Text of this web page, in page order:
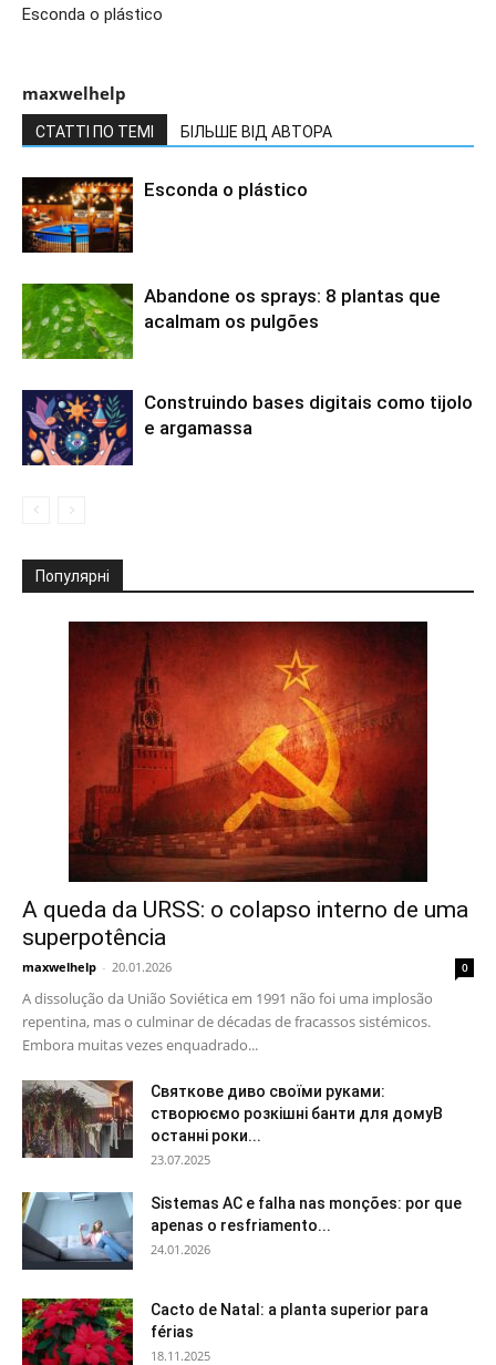
Esconda o plástico
maxwelhelp
СТАТТІ ПО ТЕМІ БІЛЬШЕ ВІД АВТОРА
Esconda o plástico
Abandone os sprays: 8 plantas que
acalmam os pulgões
Construindo bases digitais como tijolo
e argamassa
Популярні
A queda da URSS: o colapso interno de uma
superpotência
maxwelhelp - 20.01.2026 0
A dissolução da União Soviética em 1991 não foi uma implosão
repentina, mas o culminar de décadas de fracassos sistémicos.
Embora muitas vezes enquadrado...
Святкове диво своїми руками:
створюємо розкішні банти для домуВ
останні роки...
23.07.2025
Sistemas AC e falha nas monções: por que
apenas o resfriamento...
24.01.2026
Cacto de Natal: a planta superior para
férias
18.11.2025